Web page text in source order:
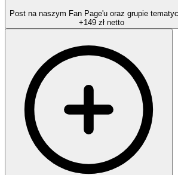
Post na naszym Fan Page'u oraz grupie
+149 zł netto